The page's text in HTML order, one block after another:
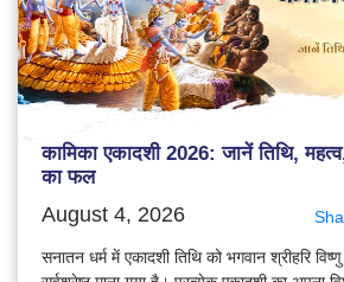
कामिका एकादशी 2026: जानें तिथि,
का फल
August 4, 2026
सनातन धर्म में एकादशी तिथि को भगवान श्रीहरि